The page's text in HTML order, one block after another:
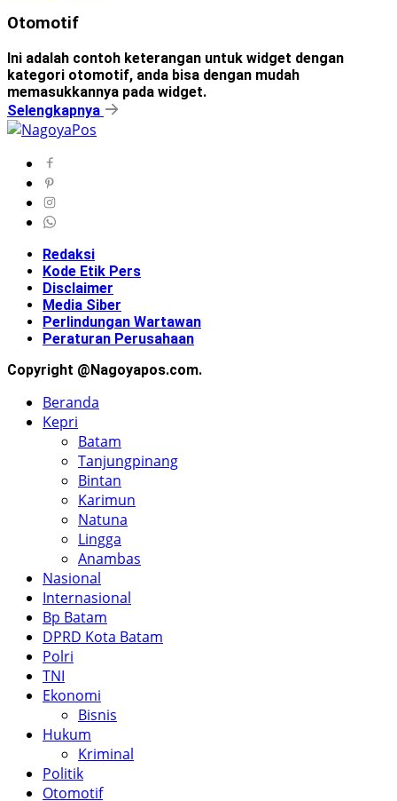
Otomotif
Ini adalah contoh keterangan untuk widget dengan
kategori otomotif, anda bisa dengan mudah
memasukkannya pada widget.
Selengkapnya
Redaksi
Kode Etik Pers
Disclaimer
Media Siber
Perlindungan Wartawan
Peraturan Perusahaan
Copyright @Nagoyapos.com.
Beranda
Kepri
Batam
Tanjungpinang
Bintan
Karimun
Natuna
Lingga
Anambas
Nasional
Internasional
Bp Batam
DPRD Kota Batam
Polri
TNI
Ekonomi
Bisnis
Hukum
Kriminal
Politik
Otomotif